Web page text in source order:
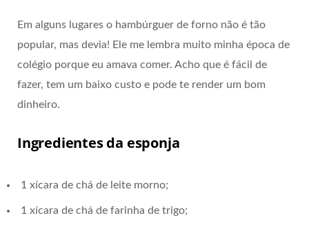
Em alguns lugares o hambúrguer de forno não é tão
popular, mas devia! Ele me lembra muito minha época de
colégio porque eu amava comer. Acho que é fácil de
fazer, tem um baixo custo e pode te render um bom
dinheiro.
Ingredientes da esponja
1 xícara de chá de leite morno;
1 xícara de chá de farinha de trigo;